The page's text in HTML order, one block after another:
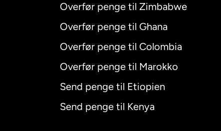
Overfør penge til Zimbabwe
Overfør penge til Ghana
Overfør penge til Colombia
Overfør penge til Marokko
Send penge til Etiopien
Send penge til Kenya